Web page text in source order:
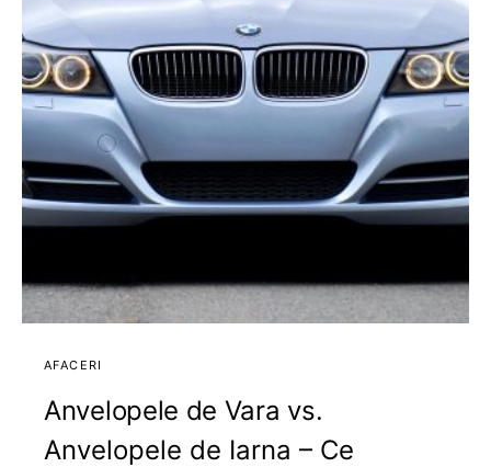
AFACERI
Anvelopele de Vara vs.
Anvelopele de Iarna – Ce